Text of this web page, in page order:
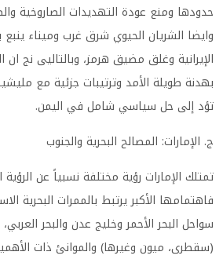
حدودها ومنع عودة التهديدات الصاروخية
وايضا الشريان الحيوي شرق غرب وميناء ينبع
الإيرانية وغلق مضيق هرمز، وبالتاليى نج
بهدنة طويلة الأمد وترتيبات جزئية مع
تؤد إلى حل سياسي شامل في اليمن.
ج. الإمارات: المصالح البحرية والجنوب
تمتلك الإمارات رؤية مختلفة نسبياً عن
فاهتمامها الأكبر يرتبط بالممرات البحرية
سواحل البحر الأحمر وخليج عدن والبحر
(سقطرى، ميون وغيرها) والموانئ ذات